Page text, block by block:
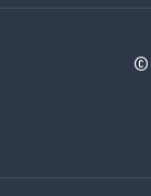
©